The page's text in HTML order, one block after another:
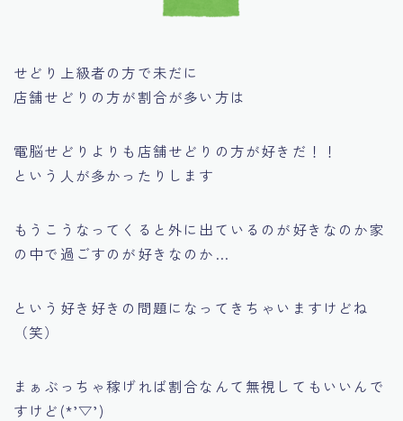
せどり上級者の方で未だに
店舗せどりの方が割合が多い方は
電脳せどりよりも店舗せどりの方が好きだ！！
という人が多かったりします
もうこうなってくると外に出ているのが好きなのか家
の中で過ごすのが好きなのか…
という好き好きの問題になってきちゃいますけどね
（笑）
まぁぶっちゃ稼げれば割合なんて無視してもいいんで
すけど(*’▽’)